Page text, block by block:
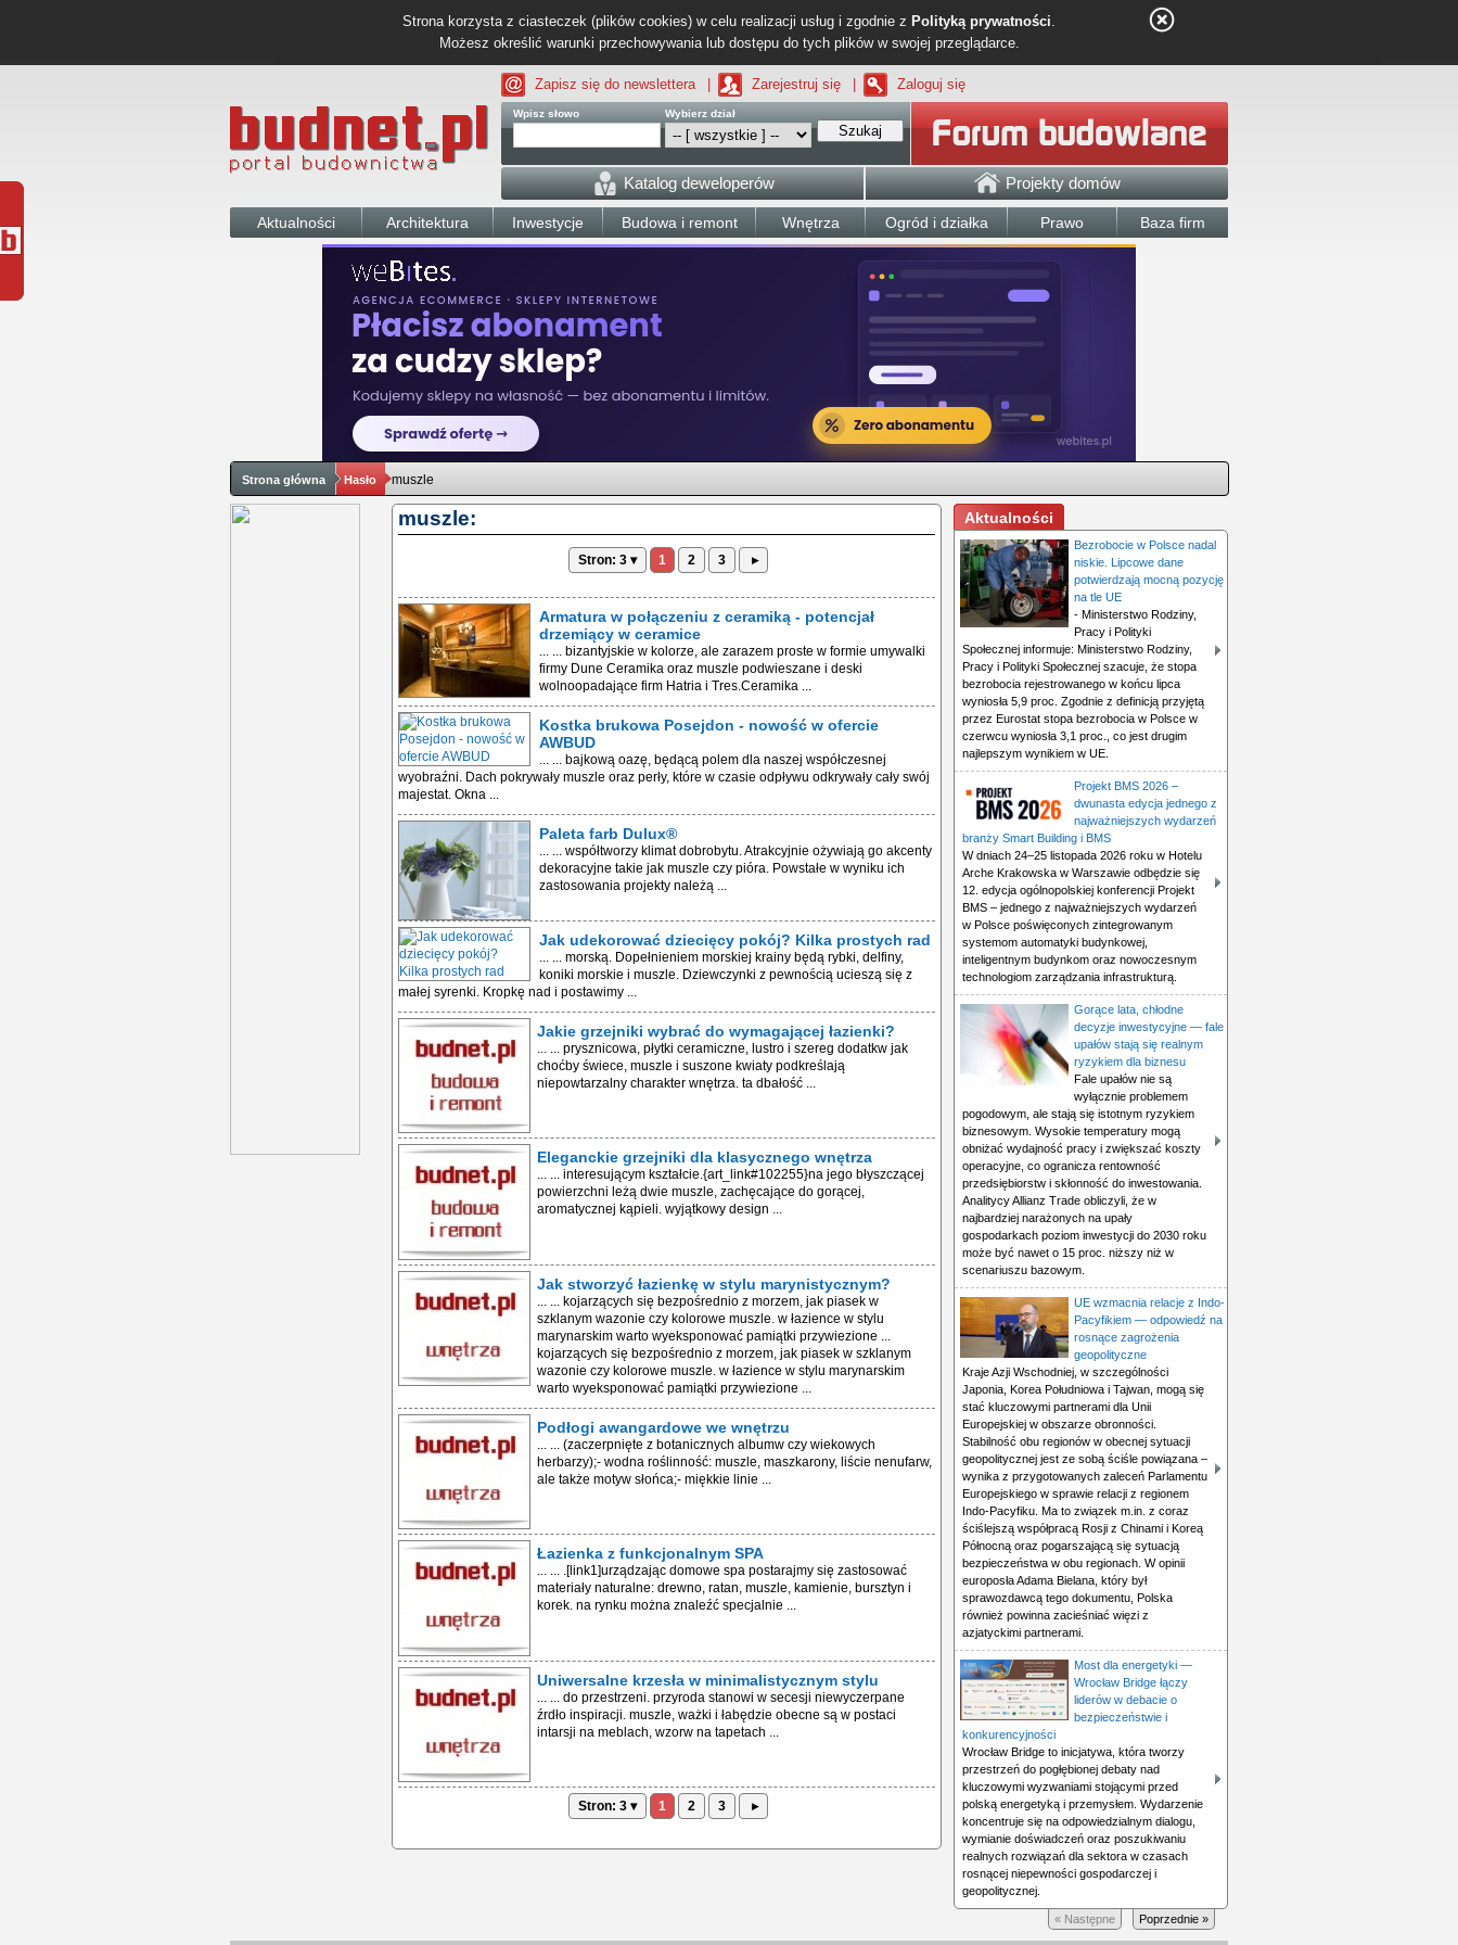
Strona korzysta z ciasteczek (plików cookies) w celu realizacji usług i zgodnie z Polityką prywatności.
Możesz określić warunki przechowywania lub dostępu do tych plików w swojej przeglądarce.
Zapisz się do newslettera Zarejestruj się Zaloguj się
Wpisz słowo Wybierz dział
Szukaj
Katalog deweloperów Projekty domów
Aktualności Architektura Inwestycje Budowa i remont Wnętrza Ogród i działka Prawo Baza firm
Strona główna Hasło muszle
muszle:
Stron: 3 ▾ 1 2 3 ▸
Armatura w połączeniu z ceramiką - potencjał
drzemiący w ceramice
... ... bizantyjskie w kolorze, ale zarazem proste w formie umywalki
firmy Dune Ceramika oraz muszle podwieszane i deski
wolnoopadające firm Hatria i Tres.Ceramika ...
Kostka brukowa Posejdon - nowość w ofercie
AWBUD
... ... bajkową oazę, będącą polem dla naszej współczesnej
wyobraźni. Dach pokrywały muszle oraz perły, które w czasie odpływu odkrywały cały swój
majestat. Okna ...
Paleta farb Dulux®
... ... współtworzy klimat dobrobytu. Atrakcyjnie ożywiają go akcenty
dekoracyjne takie jak muszle czy pióra. Powstałe w wyniku ich
zastosowania projekty należą ...
Jak udekorować dziecięcy pokój? Kilka prostych rad
... ... morską. Dopełnieniem morskiej krainy będą rybki, delfiny,
koniki morskie i muszle. Dziewczynki z pewnością ucieszą się z
małej syrenki. Kropkę nad i postawimy ...
Jakie grzejniki wybrać do wymagającej łazienki?
... ... prysznicowa, płytki ceramiczne, lustro i szereg dodatkw jak
choćby świece, muszle i suszone kwiaty podkreślają
niepowtarzalny charakter wnętrza. ta dbałość ...
Eleganckie grzejniki dla klasycznego wnętrza
... ... interesującym kształcie.{art_link#102255}na jego błyszczącej
powierzchni leżą dwie muszle, zachęcające do gorącej,
aromatycznej kąpieli. wyjątkowy design ...
Jak stworzyć łazienkę w stylu marynistycznym?
... ... kojarzących się bezpośrednio z morzem, jak piasek w
szklanym wazonie czy kolorowe muszle. w łazience w stylu
marynarskim warto wyeksponować pamiątki przywiezione ...
kojarzących się bezpośrednio z morzem, jak piasek w szklanym
wazonie czy kolorowe muszle. w łazience w stylu marynarskim
warto wyeksponować pamiątki przywiezione ...
Podłogi awangardowe we wnętrzu
... ... (zaczerpnięte z botanicznych albumw czy wiekowych
herbarzy);- wodna roślinność: muszle, maszkarony, liście nenufarw,
ale także motyw słońca;- miękkie linie ...
Łazienka z funkcjonalnym SPA
... ... .[link1]urządzając domowe spa postarajmy się zastosować
materiały naturalne: drewno, ratan, muszle, kamienie, bursztyn i
korek. na rynku można znaleźć specjalnie ...
Uniwersalne krzesła w minimalistycznym stylu
... ... do przestrzeni. przyroda stanowi w secesji niewyczerpane
źrdło inspiracji. muszle, ważki i łabędzie obecne są w postaci
intarsji na meblach, wzorw na tapetach ...
Stron: 3 ▾ 1 2 3 ▸
Aktualności
Bezrobocie w Polsce nadal
niskie. Lipcowe dane
potwierdzają mocną pozycję
na tle UE
- Ministerstwo Rodziny,
Pracy i Polityki
Społecznej informuje: Ministerstwo Rodziny,
Pracy i Polityki Społecznej szacuje, że stopa
bezrobocia rejestrowanego w końcu lipca
wyniosła 5,9 proc. Zgodnie z definicją przyjętą
przez Eurostat stopa bezrobocia w Polsce w
czerwcu wyniosła 3,1 proc., co jest drugim
najlepszym wynikiem w UE.
Projekt BMS 2026 –
dwunasta edycja jednego z
najważniejszych wydarzeń
branży Smart Building i BMS
W dniach 24–25 listopada 2026 roku w Hotelu
Arche Krakowska w Warszawie odbędzie się
12. edycja ogólnopolskiej konferencji Projekt
BMS – jednego z najważniejszych wydarzeń
w Polsce poświęconych zintegrowanym
systemom automatyki budynkowej,
inteligentnym budynkom oraz nowoczesnym
technologiom zarządzania infrastrukturą.
Gorące lata, chłodne
decyzje inwestycyjne — fale
upałów stają się realnym
ryzykiem dla biznesu
Fale upałów nie są
wyłącznie problemem
pogodowym, ale stają się istotnym ryzykiem
biznesowym. Wysokie temperatury mogą
obniżać wydajność pracy i zwiększać koszty
operacyjne, co ogranicza rentowność
przedsiębiorstw i skłonność do inwestowania.
Analitycy Allianz Trade obliczyli, że w
najbardziej narażonych na upały
gospodarkach poziom inwestycji do 2030 roku
może być nawet o 15 proc. niższy niż w
scenariuszu bazowym.
UE wzmacnia relacje z Indo-
Pacyfikiem — odpowiedź na
rosnące zagrożenia
geopolityczne
Kraje Azji Wschodniej, w szczególności
Japonia, Korea Południowa i Tajwan, mogą się
stać kluczowymi partnerami dla Unii
Europejskiej w obszarze obronności.
Stabilność obu regionów w obecnej sytuacji
geopolitycznej jest ze sobą ściśle powiązana –
wynika z przygotowanych zaleceń Parlamentu
Europejskiego w sprawie relacji z regionem
Indo-Pacyfiku. Ma to związek m.in. z coraz
ściślejszą współpracą Rosji z Chinami i Koreą
Północną oraz pogarszającą się sytuacją
bezpieczeństwa w obu regionach. W opinii
europosła Adama Bielana, który był
sprawozdawcą tego dokumentu, Polska
również powinna zacieśniać więzi z
azjatyckimi partnerami.
Most dla energetyki —
Wrocław Bridge łączy
liderów w debacie o
bezpieczeństwie i
konkurencyjności
Wrocław Bridge to inicjatywa, która tworzy
przestrzeń do pogłębionej debaty nad
kluczowymi wyzwaniami stojącymi przed
polską energetyką i przemysłem. Wydarzenie
koncentruje się na odpowiedzialnym dialogu,
wymianie doświadczeń oraz poszukiwaniu
realnych rozwiązań dla sektora w czasach
rosnącej niepewności gospodarczej i
geopolitycznej.
Poprzednie »
« Następne